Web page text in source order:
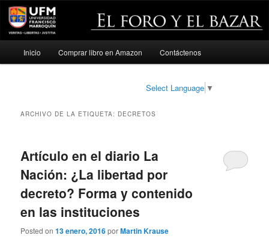
Ir
Ir
Inicio Comprar libro en Amazon Contáctenos
Select Language ▼
ARCHIVO DE LA ETIQUETA: DECRETOS
Artículo en el diario La
Nación: ¿La libertad por
decreto? Forma y contenido
en las instituciones
Posted on13 enero, 2016porMartin Krause